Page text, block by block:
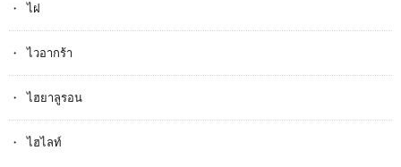
ไฝ
ไวอากร้า
ไฮยาลูรอน
ไฮไลท์